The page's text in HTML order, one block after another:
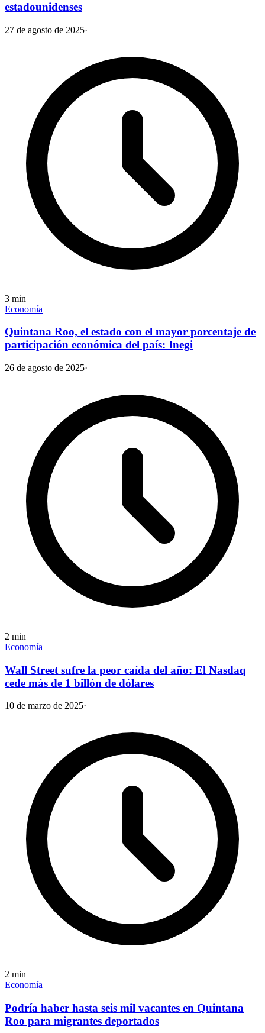
estadounidenses
27 de agosto de 2025·
3 min
Economía
Quintana Roo, el estado con el mayor porcentaje de
participación económica del país: Inegi
26 de agosto de 2025·
2 min
Economía
Wall Street sufre la peor caída del año: El Nasdaq
cede más de 1 billón de dólares
10 de marzo de 2025·
2 min
Economía
Podría haber hasta seis mil vacantes en Quintana
Roo para migrantes deportados